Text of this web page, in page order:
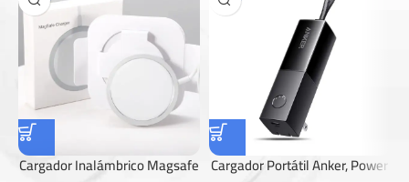
Cargador Inalámbrico Magsafe Cargador Portátil Anker, Power